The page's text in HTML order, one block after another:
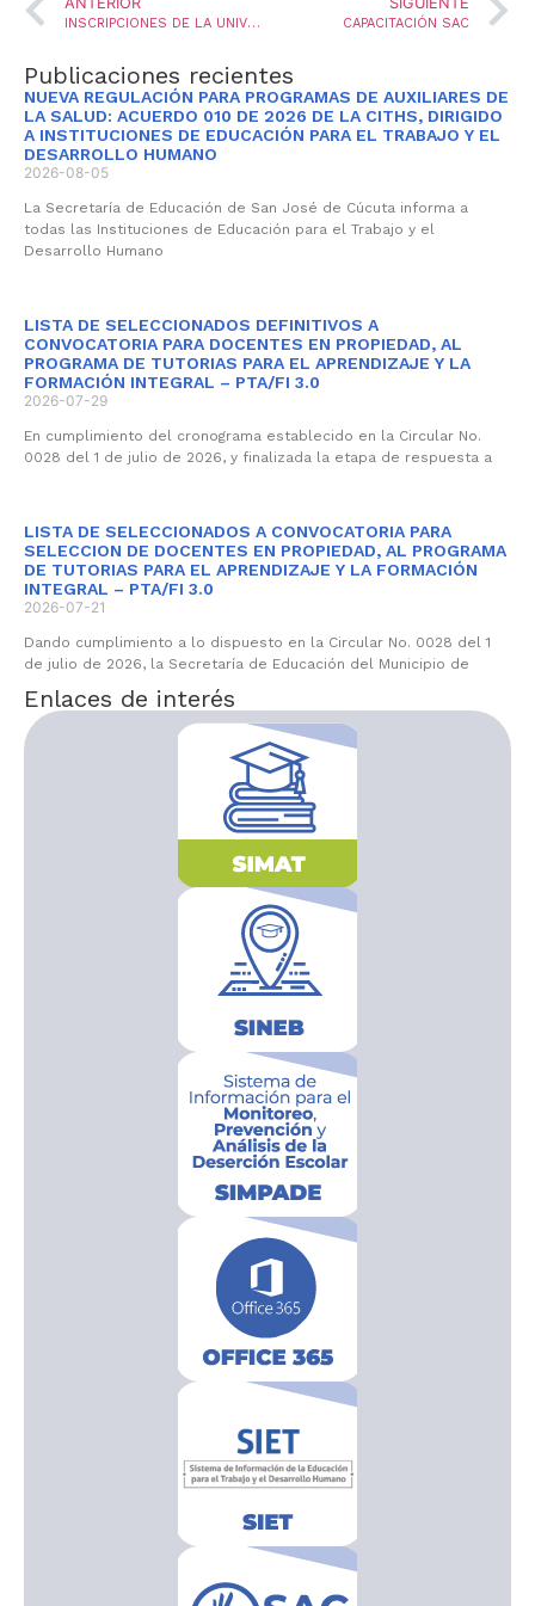
INSCRIPCIONES DE LA UNIVERSIDAD AL BARRIO ESTARÁN ABIERTAS HASTA EL PRÓXIMO 28 DE JUNIO CAPACITACIÓN SAC
Publicaciones recientes
NUEVA REGULACIÓN PARA PROGRAMAS DE AUXILIARES DE
LA SALUD: ACUERDO 010 DE 2026 DE LA CITHS, DIRIGIDO
A INSTITUCIONES DE EDUCACIÓN PARA EL TRABAJO Y EL
DESARROLLO HUMANO
2026-08-05
La Secretaría de Educación de San José de Cúcuta informa a
todas las Instituciones de Educación para el Trabajo y el
Desarrollo Humano
LISTA DE SELECCIONADOS DEFINITIVOS A
CONVOCATORIA PARA DOCENTES EN PROPIEDAD, AL
PROGRAMA DE TUTORIAS PARA EL APRENDIZAJE Y LA
FORMACIÓN INTEGRAL – PTA/FI 3.0
2026-07-29
En cumplimiento del cronograma establecido en la Circular No.
0028 del 1 de julio de 2026, y finalizada la etapa de respuesta a
LISTA DE SELECCIONADOS A CONVOCATORIA PARA
SELECCION DE DOCENTES EN PROPIEDAD, AL PROGRAMA
DE TUTORIAS PARA EL APRENDIZAJE Y LA FORMACIÓN
INTEGRAL – PTA/FI 3.0
2026-07-21
Dando cumplimiento a lo dispuesto en la Circular No. 0028 del 1
de julio de 2026, la Secretaría de Educación del Municipio de
Enlaces de interés